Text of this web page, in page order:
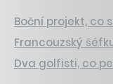
Boční projekt, co
Francouzský
Dva golfisti, co